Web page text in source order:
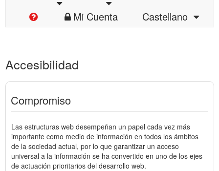
Mi Cuenta
Castellano
Accesibilidad
Compromiso
Las estructuras web desempeñan un papel cada vez más
importante como medio de información en todos los ámbitos
de la sociedad actual, por lo que garantizar un acceso
universal a la información se ha convertido en uno de los ejes
de actuación prioritarios del desarrollo web.